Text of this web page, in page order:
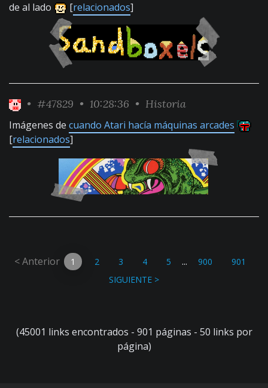
de al lado
[relacionados]
• #47829 • 10:28:36 • Historia
Imágenes de cuando Atari hacía máquinas arcades
[relacionados]
< Anterior 1 2 3 4 5 ... 900
901
SIGUIENTE >
(45001 links encontrados - 901 páginas - 50 links por
página)